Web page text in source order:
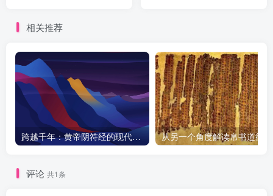
相关推荐
跨越千年：黄帝阴符经的现代启示与天之道探秘 从另一个角度解读帛书道德经
评论 共1条